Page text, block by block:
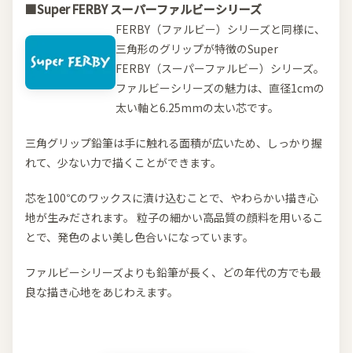
■Super FERBY スーパーファルビーシリーズ
FERBY（ファルビー）シリーズと同様に、
三角形のグリップが特徴のSuper
FERBY（スーパーファルビー）シリーズ。
ファルビーシリーズの魅力は、直径1cmの
太い軸と6.25mmの太い芯です。
三角グリップ鉛筆は手に触れる面積が広いため、しっかり握
れて、少ない力で描くことができます。
芯を100℃のワックスに漬け込むことで、やわらかい描き心
地が生みだされます。 粒子の細かい高品質の顔料を用いるこ
とで、発色のよい美し色合いになっています。
ファルビーシリーズよりも鉛筆が長く、どの年代の方でも最
良な描き心地をあじわえます。